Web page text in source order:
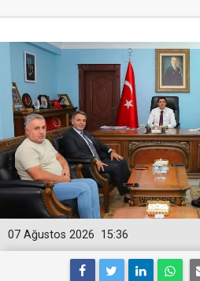
15:36
07 Ağustos 2026